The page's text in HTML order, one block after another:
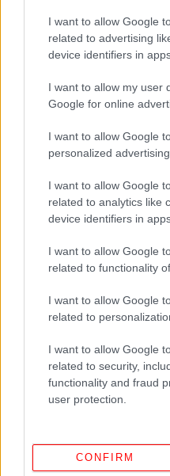
I want to allow Google
related to advertising
device identifiers in
I want to allow my user
Google for online
I want to allow Google
personalized advertising.
I want to allow Google
related to analytics like
device identifiers in
I want to allow Google
related to functionality
I want to allow Google
related to
I want to allow Google
related to security,
functionality and fraud
user protection.
CONFIRM